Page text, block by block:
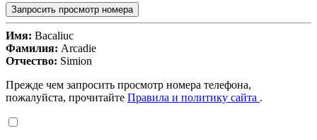
Запросить просмотр номера
Имя: Bacaliuc
Фамилия: Arcadie
Отчество: Simion
Прежде чем запросить просмотр номера телефона,
пожалуйста, прочитайте Правила и политику сайта .